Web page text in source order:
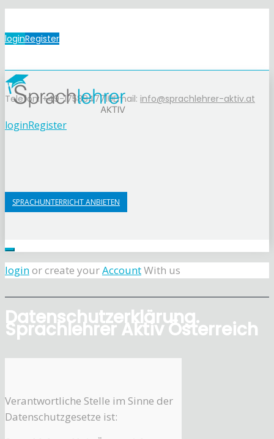
loginRegister
Telefon: +49-1758947710Email: info@sprachlehrer-aktiv.at
loginRegister
SPRACHUNTERRICHT ANBIETEN
loginor create yourAccountWith us
Datenschutzerklärung.
Sprachlehrer Aktiv Österreich
Verantwortliche Stelle im Sinne der
Datenschutzgesetze ist: